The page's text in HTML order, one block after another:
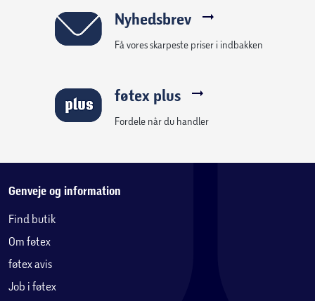
- Det anbefales, at havemøbler i stål opbevares tørt uden
for sæson.
flettes til møbler, præcis som naturlig rattan.
Fordelen ved polyrattan er at det ikke rådner, hvilket gør
Materialet er vejrbestandigt, solid og har lang levetid, da
former for havemøbler benytter overtræk uden for
sæsonen.
- Kan rengøres med vand og sæbe
Nyhedsbrev
Få vores skarpeste priser i indbakken
føtex plus
Fordele når du handler
Genveje og information
Find butik
Om føtex
føtex avis
Job i føtex